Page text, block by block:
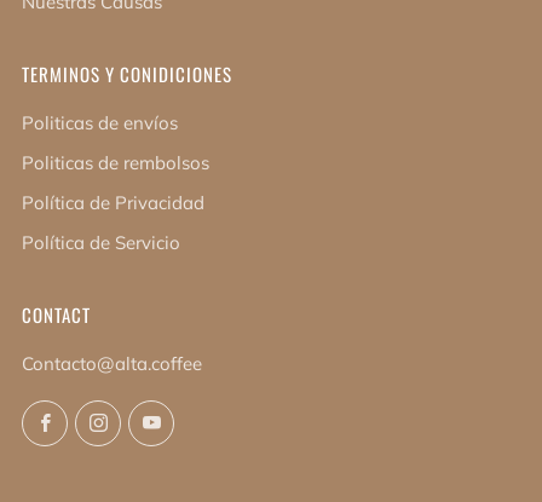
TERMINOS Y CONIDICIONES
Politicas de envíos
Politicas de rembolsos
Política de Privacidad
Política de Servicio
CONTACT
Contacto@alta.coffee
FacebookInstagramYouTube